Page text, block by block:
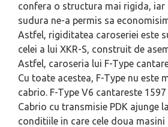
confera o structura mai rigida, iar
sudura ne-a permis sa
Astfel, rigiditatea caroseriei este
celei a lui XKR-S, construit de
Astfel, caroseria lui F-Type
Cu toate acestea, F-Type nu este
cabrio. F-Type V6 cantareste
Cabrio cu transmisie PDK ajunge
conditiile in care cele doua